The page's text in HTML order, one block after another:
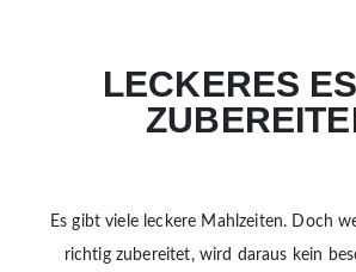
LECKERES
Es gibt viele leckere Mahlzeiten. Doch
richtig zubereitet, wird daraus kein